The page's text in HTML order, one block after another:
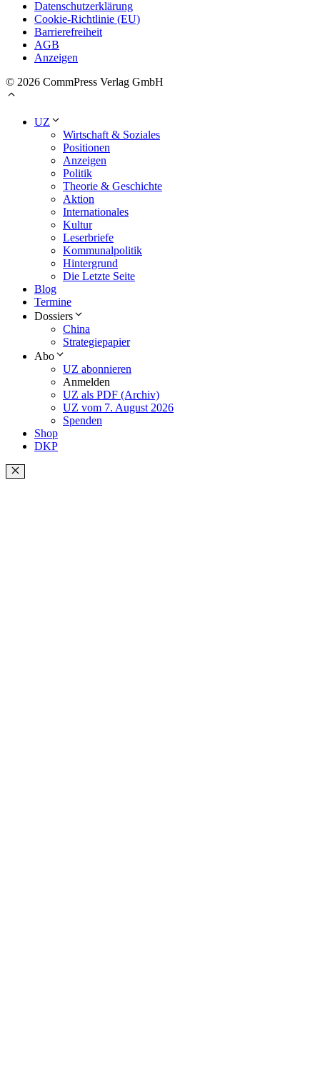
Datenschutzerklärung
Cookie-Richtlinie (EU)
Barrierefreiheit
AGB
Anzeigen
© 2026 CommPress Verlag GmbH
UZ
Wirtschaft & Soziales
Positionen
Anzeigen
Politik
Theorie & Geschichte
Aktion
Internationales
Kultur
Leserbriefe
Kommunalpolitik
Hintergrund
Die Letzte Seite
Blog
Termine
Dossiers
China
Strategiepapier
Abo
UZ abonnieren
Anmelden
UZ als PDF (Archiv)
UZ vom 7. August 2026
Spenden
Shop
DKP
Schließen